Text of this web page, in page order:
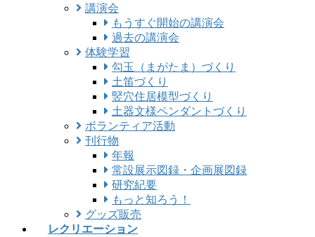
講演会
もうすぐ開始の講演会
過去の講演会
体験学習
勾玉（まがたま）づくり
土笛づくり
竪穴住居模型づくり
土器文様ペンダントづくり
ボランティア活動
刊行物
年報
常設展示図録・企画展図録
研究紀要
もっと知ろう！
グッズ販売
レクリエーション